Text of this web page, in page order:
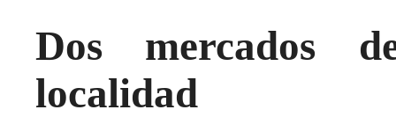
Dos mercados
localidad